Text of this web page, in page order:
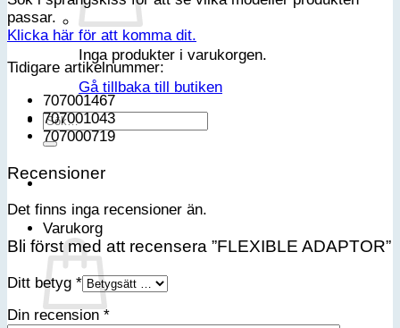
Inga produkter i varukorgen.
Gå tillbaka till butiken
Sök
efter:
Varukorg
passar.
Klicka här för att komma dit.
Tidigare artikelnummer:
707001467
707001043
707000719
Recensioner
Det finns inga recensioner än.
Bli först med att recensera ”FLEXIBLE ADAPTOR”
Ditt betyg *
Din recension *